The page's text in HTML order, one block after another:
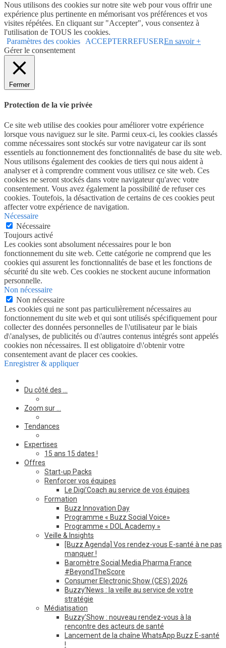
Nous utilisons des cookies sur notre site web pour vous offrir une
expérience plus pertinente en mémorisant vos préférences et vos
visites répétées. En cliquant sur "Accepter", vous consentez à
l'utilisation de TOUS les cookies.
Paramètres des cookies
ACCEPTERREFUSEREn savoir +
Gérer le consentement
Fermer
Protection de la vie privée
Ce site web utilise des cookies pour améliorer votre expérience
lorsque vous naviguez sur le site. Parmi ceux-ci, les cookies classés
comme nécessaires sont stockés sur votre navigateur car ils sont
essentiels au fonctionnement des fonctionnalités de base du site web.
Nous utilisons également des cookies de tiers qui nous aident à
analyser et à comprendre comment vous utilisez ce site web. Ces
cookies ne seront stockés dans votre navigateur qu'avec votre
consentement. Vous avez également la possibilité de refuser ces
cookies. Toutefois, la désactivation de certains de ces cookies peut
affecter votre expérience de navigation.
Nécessaire
Nécessaire
Toujours activé
Les cookies sont absolument nécessaires pour le bon
fonctionnement du site web. Cette catégorie ne comprend que les
cookies qui assurent les fonctionnalités de base et les fonctions de
sécurité du site web. Ces cookies ne stockent aucune information
personnelle.
Non nécessaire
Non nécessaire
Les cookies qui ne sont pas particulièrement nécessaires au
fonctionnement du site web et qui sont utilisés spécifiquement pour
collecter des données personnelles de l\'utilisateur par le biais
d\'analyses, de publicités ou d\'autres contenus intégrés sont appelés
cookies non nécessaires. Il est obligatoire d\'obtenir votre
consentement avant de placer ces cookies.
Enregistrer & appliquer
Du côté des …
Zoom sur …
Tendances
Expertises
15 ans 15 dates !
Offres
Start-up Packs
Renforcer vos équipes
Le Digi’Coach au service de vos équipes
Formation
Buzz Innovation Day
Programme « Buzz Social Voice»
Programme « DOL Academy »
Veille & Insights
[Buzz Agenda] Vos rendez-vous E-santé à ne pas
manquer !
Baromètre Social Media Pharma France
#BeyondTheScore
Consumer Electronic Show (CES) 2026
Buzzy’News : la veille au service de votre
stratégie
Médiatisation
Buzzy’Show : nouveau rendez-vous à la
rencontre des acteurs de santé
Lancement de la chaîne WhatsApp Buzz E-santé
!